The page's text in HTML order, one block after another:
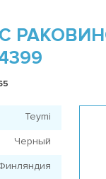
Teymi
Черный